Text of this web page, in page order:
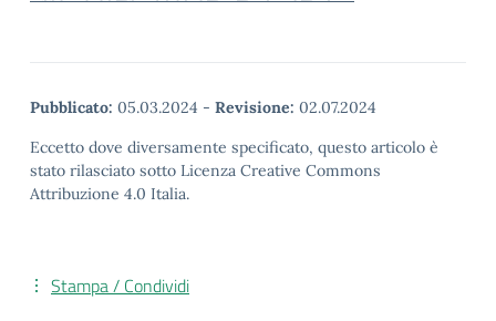
Pubblicato: 05.03.2024 - Revisione: 02.07.2024
Eccetto dove diversamente specificato, questo articolo è
stato rilasciato sotto Licenza Creative Commons
Attribuzione 4.0 Italia.
Stampa / Condividi